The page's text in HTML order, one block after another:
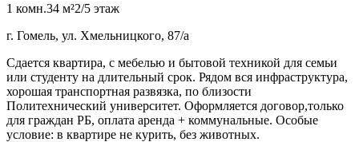
1 комн.34 м²2/5 этаж
г. Гомель, ул. Хмельницкого, 87/а
Сдается квартира, с мебелью и бытовой техникой для семьи
или студенту на длительный срок. Рядом вся инфраструктура,
хорошая транспортная развязка, по близости
Политехнический университет. Оформляется договор,только
для граждан РБ, оплата аренда + коммунальные. Особые
условие: в квартире не курить, без животных.